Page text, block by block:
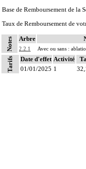
Base de Remboursement de la
Taux de Remboursement de
Notes Arbre
2.2.1 Avec ou sans :
Tarifs Date d'effet Activité
01/01/2025 1